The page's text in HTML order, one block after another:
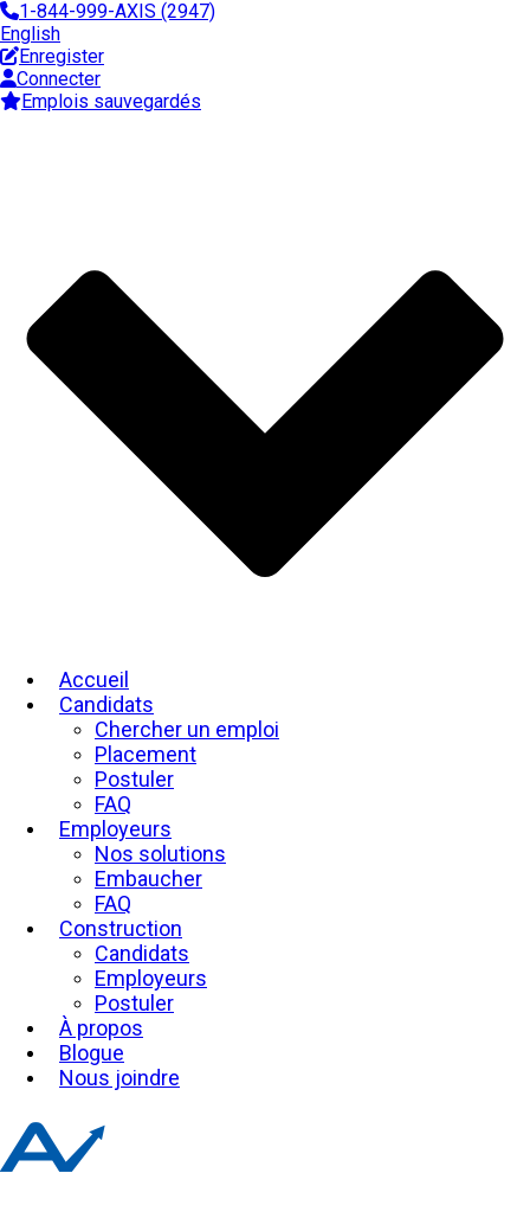
1-844-999-AXIS (2947)
English
Enregister
Connecter
Emplois sauvegardés
Accueil
Candidats
Chercher un emploi
Placement
Postuler
FAQ
Employeurs
Nos solutions
Embaucher
FAQ
Construction
Candidats
Employeurs
Postuler
À propos
Blogue
Nous joindre